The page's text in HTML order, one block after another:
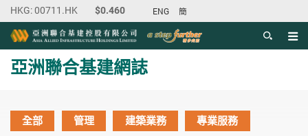
ENG 簡
目錄
主内容開始
亞洲聯合基建網誌
全部 管理 建築業務
專業服務